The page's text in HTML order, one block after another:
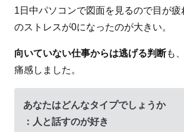
1日中パソコンで図面を見るので目が疲
のストレスが0になったのが大きい。
向いていない仕事からは逃げる判断も
痛感しました。
あなたはどんなタイプでしょうか
：人と話すのが好き